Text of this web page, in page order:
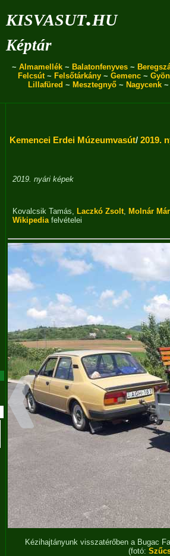
kisvasut.hu
Képtár
~ Almamellék ~ Balatonfenyves ~
Felcsút~ Felsőtárkány ~ Gemenc ~
Lillafüred ~ Mesztegnyő~ Nagycenk
Kemencei Erdei Múzeumvasút/ 2019.
2019. nyári képek
Kovalcsik Tamás, Laczkó Zsolt, Molnár
Wikipediafelvételei
Kézihajtányunk visszatérőben a Bugac
(fotó: